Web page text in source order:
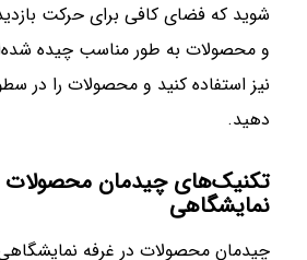
شوید که فضای کافی برای حرکت
و محصولات به طور مناسب چیده
نیز استفاده کنید و محصولات را در
دهید.
تکنیک‌های چیدمان محصولات
نمایشگاهی
چیدمان محصولات در غرفه